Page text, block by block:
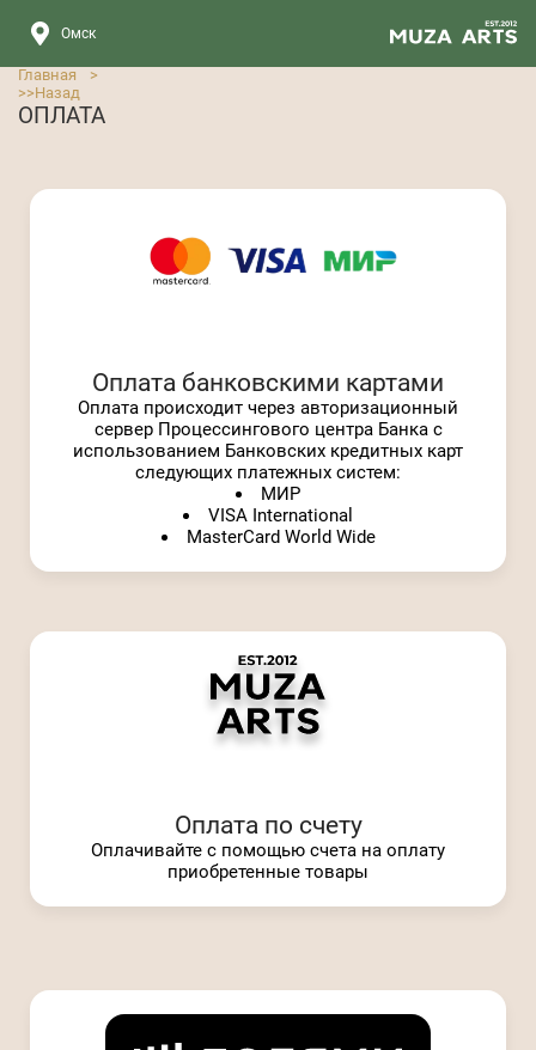
Омск
Главная
>
>>Назад
ОПЛАТА
Оплата банковскими картами
Оплата происходит через авторизационный
сервер Процессингового центра Банка с
использованием Банковских кредитных карт
следующих платежных систем:
МИР
VISA International
MasterCard World Wide
Оплата по счету
Оплачивайте с помощью счета на оплату
приобретенные товары